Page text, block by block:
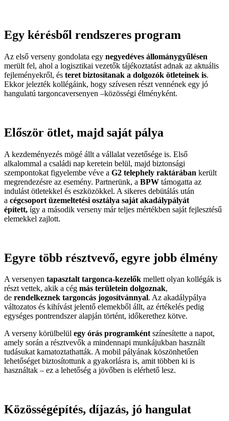
Egy kérésből rendszeres program
Az első verseny gondolata egy negyedéves állománygyűlésen
merült fel, ahol a logisztikai vezetők tájékoztatást adnak az aktuális
fejleményekről, és teret biztosítanak a dolgozók ötleteinek is.
Ekkor jelezték kollégáink, hogy szívesen részt vennének egy jó
hangulatú targoncaversenyen –közösségi élményként.
Először ötlet, majd saját pálya
A kezdeményezés mögé állt a vállalat vezetősége is. Első
alkalommal a családi nap keretein belül, majd biztonsági
szempontokat figyelembe véve a G2 telephely raktárában került
megrendezésre az esemény. Partnerünk, a BPW támogatta az
indulást ötletekkel és eszközökkel. A sikeres debütálás után
a cégcsoport üzemeltetési osztálya saját akadálypályát
épített, így a második verseny már teljes mértékben saját fejlesztésű
elemekkel zajlott.
Egyre több résztvevő, egyre jobb élmény
A versenyen tapasztalt targonca-kezelők mellett olyan kollégák is
részt vettek, akik a cég más területein dolgoznak,
de rendelkeznek targoncás jogosítvánnyal. Az akadálypálya
változatos és kihívást jelentő elemekből állt, az értékelés pedig
egységes pontrendszer alapján történt, időkerethez kötve.
A verseny körülbelül egy órás programkéntszínesítette a napot,
amely során a résztvevők a mindennapi munkájukban használt
tudásukat kamatoztathatták. A mobil pályának köszönhetően
lehetőséget biztosítottunk a gyakorlásra is, amit többen ki is
használtak – ez a lehetőség a jövőben is elérhető lesz.
Közösségépítés, díjazás, jó hangulat